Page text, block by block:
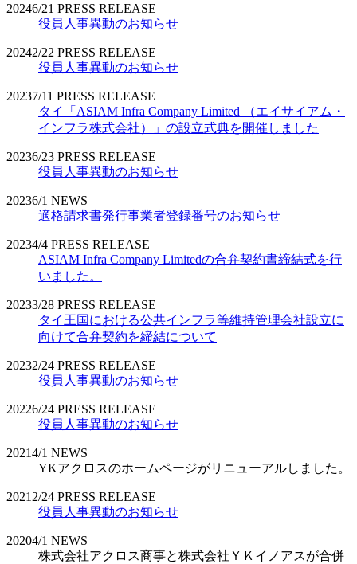
20246/21 PRESS RELEASE
役員人事異動のお知らせ
20242/22 PRESS RELEASE
役員人事異動のお知らせ
20237/11 PRESS RELEASE
タイ「ASIAM Infra Company Limited （エイサイアム・
インフラ株式会社）」の設立式典を開催しました
20236/23 PRESS RELEASE
役員人事異動のお知らせ
20236/1 NEWS
適格請求書発行事業者登録番号のお知らせ
20234/4 PRESS RELEASE
ASIAM Infra Company Limitedの合弁契約書締結式を行
いました。
20233/28 PRESS RELEASE
タイ王国における公共インフラ等維持管理会社設立に
向けて合弁契約を締結について
20232/24 PRESS RELEASE
役員人事異動のお知らせ
20226/24 PRESS RELEASE
役員人事異動のお知らせ
20214/1 NEWS
YKアクロスのホームページがリニューアルしました。
2021 2/24 PRESS RELEASE
役員人事異動のお知らせ
20204/1 NEWS
株式会社アクロス商事と株式会社ＹＫイノアスが合併